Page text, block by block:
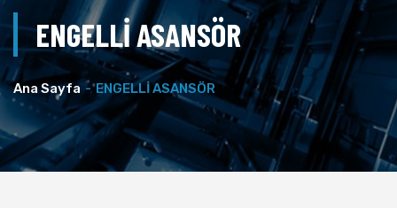
ENGELLİ ASANSÖR
Ana Sayfa ENGELLİ ASANSÖR